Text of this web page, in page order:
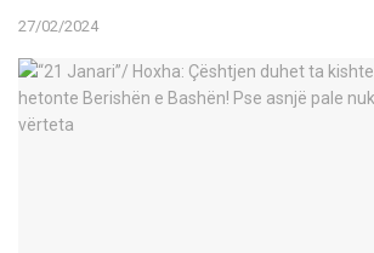
27/02/2024